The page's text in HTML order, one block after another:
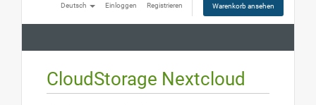
Deutsch Einloggen Registrieren Warenkorb ansehen
CloudStorage Nextcloud